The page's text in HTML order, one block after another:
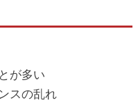
が多い
スの乱れ